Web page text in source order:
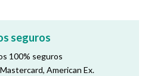
seguros
100% seguros
American Ex.